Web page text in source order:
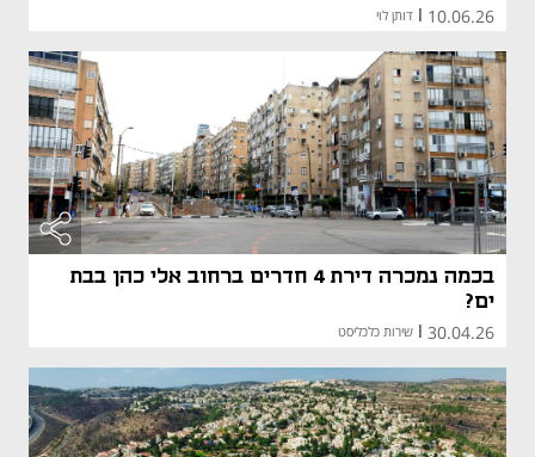
10.06.26 דותן לוי
בכמה נמכרה דירת 4 חדרים ברחוב אלי כהן בבת
ים?
30.04.26 שירות כלכליסט